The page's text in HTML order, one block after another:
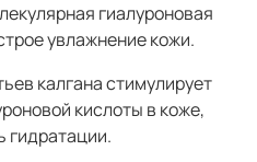
гиалуроновая
увлажнение кожи.
калгана стимулирует
кислоты в коже,
гидратации.